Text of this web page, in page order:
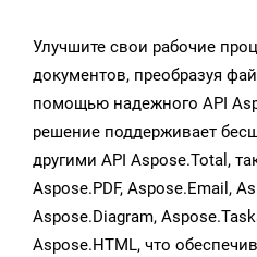
Улучшите свои рабочие
документов, преобразуя
помощью надежного API
решение поддерживает
другими API Aspose.Total,
Aspose.PDF, Aspose.Email,
Aspose.Diagram,
Aspose.HTML, что